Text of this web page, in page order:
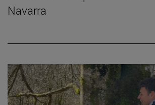
Navarra